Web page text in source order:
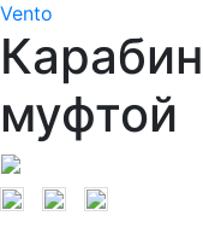
Vento
муфтой